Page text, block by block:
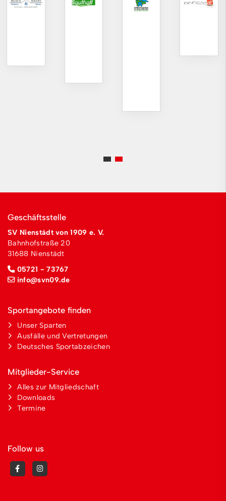
Geschäftsstelle
SV Nienstädt von 1909 e. V.
Bahnhofstraße 20
31688 Nienstädt
05721 - 73767
info@svn09.de
Sportangebote finden
Unser Sparten
Ausfälle und Vertretungen
Deutsches Sportabzeichen
Mitglieder-Service
Alles zur Mitgliedschaft
Downloads
Termine
Follow us